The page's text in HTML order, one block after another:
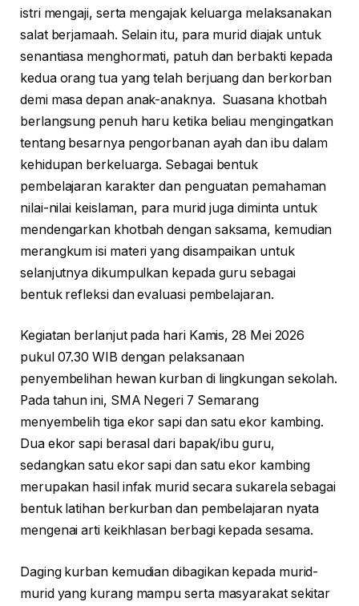
istri mengaji, serta mengajak keluarga melaksanakan
salat berjamaah. Selain itu, para murid diajak untuk
senantiasa menghormati, patuh dan berbakti kepada
kedua orang tua yang telah berjuang dan berkorban
demi masa depan anak-anaknya. Suasana khotbah
berlangsung penuh haru ketika beliau mengingatkan
tentang besarnya pengorbanan ayah dan ibu dalam
kehidupan berkeluarga. Sebagai bentuk
pembelajaran karakter dan penguatan pemahaman
nilai-nilai keislaman, para murid juga diminta untuk
mendengarkan khotbah dengan saksama, kemudian
merangkum isi materi yang disampaikan untuk
selanjutnya dikumpulkan kepada guru sebagai
bentuk refleksi dan evaluasi pembelajaran.
Kegiatan berlanjut pada hari Kamis, 28 Mei 2026
pukul 07.30 WIB dengan pelaksanaan
penyembelihan hewan kurban di lingkungan sekolah.
Pada tahun ini, SMA Negeri 7 Semarang
menyembelih tiga ekor sapi dan satu ekor kambing.
Dua ekor sapi berasal dari bapak/ibu guru,
sedangkan satu ekor sapi dan satu ekor kambing
merupakan hasil infak murid secara sukarela sebagai
bentuk latihan berkurban dan pembelajaran nyata
mengenai arti keikhlasan berbagi kepada sesama.
Daging kurban kemudian dibagikan kepada murid-
murid yang kurang mampu serta masyarakat sekitar